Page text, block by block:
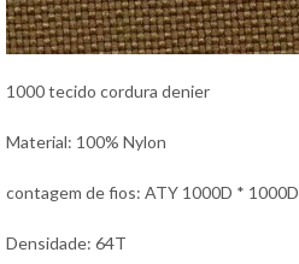
1000 tecido cordura denier
Material: 100% Nylon
contagem de fios: ATY 1000D * 1000D
Densidade: 64T